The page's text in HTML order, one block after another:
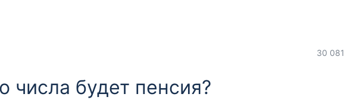
30 081
числа будет пенсия?